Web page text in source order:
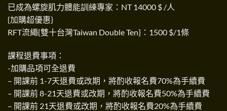
已成為螺旋肌力體能訓練專家：NT 14000 $ /人
{加購超優惠}
RFT流繩{雙十台灣Taiwan Double Ten}：1500 $/1條
課程退費事項：
-加購品項可全退費
– 開課前 1-7天退費或改期，將酌收報名費70%為手續費
– 開課前 8-21天退費或改期，將酌收報名費50%為手續費
– 開課前 21天退費或改期，將酌收報名費20%為手續費